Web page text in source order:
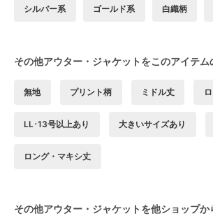
シルバー系 ゴールド系 白織柄
その他アウター・ジャケットをこのアイテ
無地 プリント柄 ミドル丈
LL･13号以上あり 大きいサイズあり
ロング・マキシ丈
その他アウター・ジャケットを他ショップか